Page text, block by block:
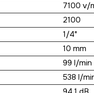
7100 v/
2100
1/4"
10 mm
99 l/min
538 l/